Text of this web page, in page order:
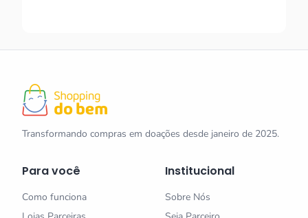
Transformando compras em doações desde janeiro de 2025.
Para você
Como funciona
Institucional
Sobre Nós